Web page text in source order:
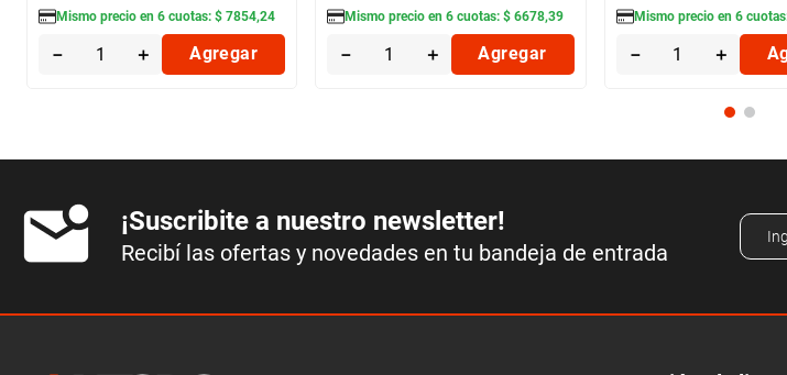
Mismo precio en 6cuotas: $ 7854,24
＋
－ Agregar
Mismo precio en6 cuotas:$ 6678,39
＋
－ Agregar
Mismo precio en 6
＋
－
¡Suscribite a nuestro newsletter!
Recibí las ofertas y novedades en tu bandeja de entrada